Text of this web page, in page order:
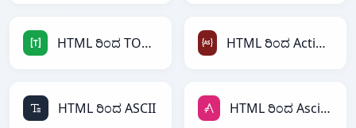
HTML ರಿಂದ TOML HTML ರಿಂದ ActionScript
HTML ರಿಂದ ASCII HTML ರಿಂದ AsciiDoc